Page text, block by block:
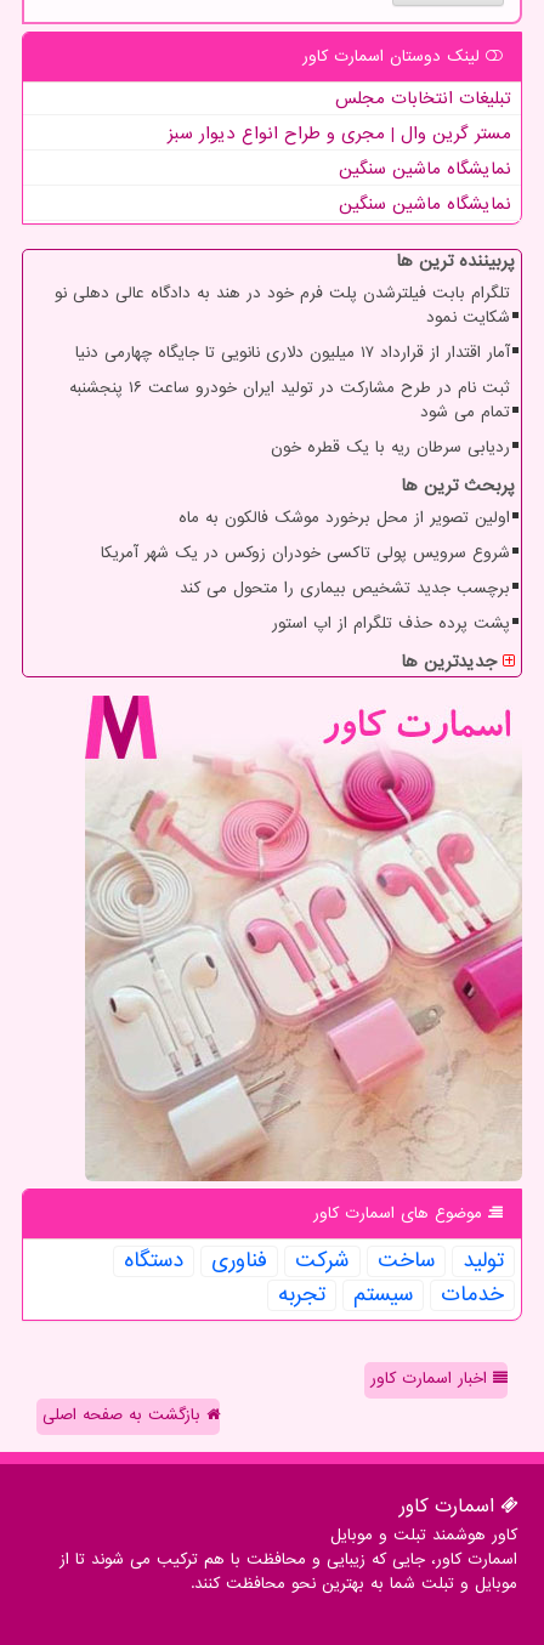
لینک دوستان اسمارت كاور
تبلیغات انتخابات مجلس
مستر گرین وال | مجری و طراح انواع دیوار سبز
نمایشگاه ماشین سنگین
نمایشگاه ماشین سنگین
پربیننده ترین ها
تلگرام بابت فیلترشدن پلت فرم خود در هند به دادگاه عالی دهلی نو
شکایت نمود
آمار اقتدار از قرارداد ۱۷ میلیون دلاری نانویی تا جایگاه چهارمی دنیا
ثبت نام در طرح مشارکت در تولید ایران خودرو ساعت ۱۶ پنجشنبه
تمام می شود
ردیابی سرطان ریه با یک قطره خون
پربحث ترین ها
اولین تصویر از محل برخورد موشک فالکون به ماه
شروع سرویس پولی تاکسی خودران زوکس در یک شهر آمریکا
برچسب جدید تشخیص بیماری را متحول می کند
پشت پرده حذف تلگرام از اپ استور
جدیدترین ها
موضوع های اسمارت كاور
تولید ساخت شركت فناوری
دستگاه
خدمات
سیستم تجربه
اخبار اسمارت کاور
بازگشت به صفحه اصلی
اسمارت كاور
کاور هوشمند تبلت و موبایل
اسمارت کاور، جایی که زیبایی و محافظت با هم ترکیب می شوند تا از
موبایل و تبلت شما به بهترین نحو محافظت کنند.